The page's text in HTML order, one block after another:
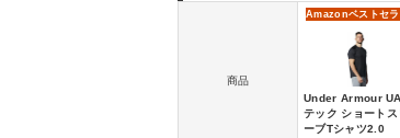
商品
Amazonベストセ
Under Armour UA
テック ショートス
ーブTシャツ2.0